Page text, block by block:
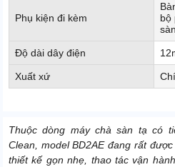
Phụ kiện đi kèm
bộ
Độ dài dây điện
Xuất xứ
Thuộc dòng máy chà sàn tạ có
Clean, model BD2AE đang rất
thiết kế gọn nhẹ, thao tác vận